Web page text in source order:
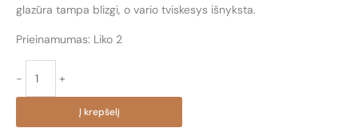
glazūra tampa blizgi, o vario tviskesys išnyksta.
Prieinamumas: Liko 2
-
kiekis:
+
Į krepšelį